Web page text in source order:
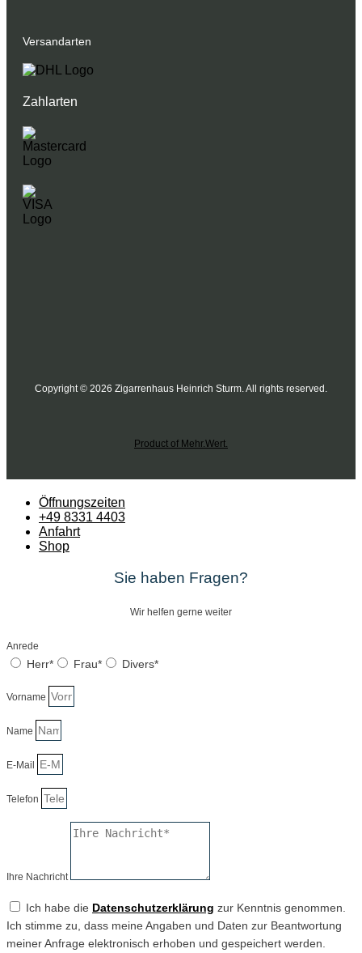
Versandarten
Zahlarten
Copyright © 2026 Zigarrenhaus Heinrich Sturm. All rights reserved.
Product of Mehr.Wert.
Öffnungszeiten
+49 8331 4403
Anfahrt
Shop
Sie haben Fragen?
Wir helfen gerne weiter
Anrede
Herr* Frau* Divers*
Vorname
Name
E-Mail
Telefon
Ihre Nachricht
Ich habe die Datenschutzerklärung zur Kenntnis genommen.
Ich stimme zu, dass meine Angaben und Daten zur Beantwortung
meiner Anfrage elektronisch erhoben und gespeichert werden.